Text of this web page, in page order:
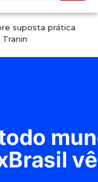
suposta prática